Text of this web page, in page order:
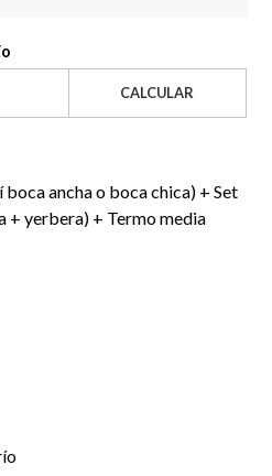
CALCULAR
ancha o boca chica) + Set
+ yerbera) + Termo media